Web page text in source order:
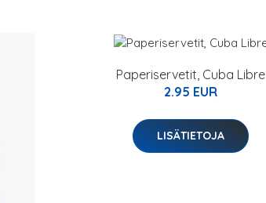
Paperiservetit, Cuba Libre
2.95 EUR
LISÄTIETOJA